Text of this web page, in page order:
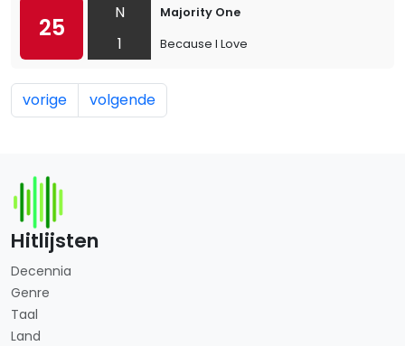
25
N
1
Majority One
Because I Love
vorige volgende
Hitlijsten
Decennia
Genre
Taal
Land